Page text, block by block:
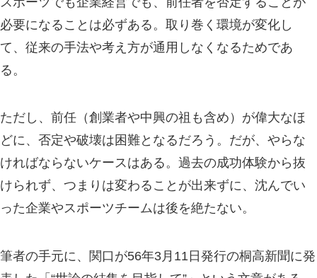
必要になることは必ずある。取り巻く環境が変化し
て、従来の手法や考え方が通用しなくなるためであ
る。
ただし、前任（創業者や中興の祖も含め）が偉大なほ
どに、否定や破壊は困難となるだろう。だが、やらな
ければならないケースはある。過去の成功体験から抜
けられず、つまりは変わることが出来ずに、沈んでい
った企業やスポーツチームは後を絶たない。
筆者の手元に、関口が56年3月11日発行の桐高新聞に発